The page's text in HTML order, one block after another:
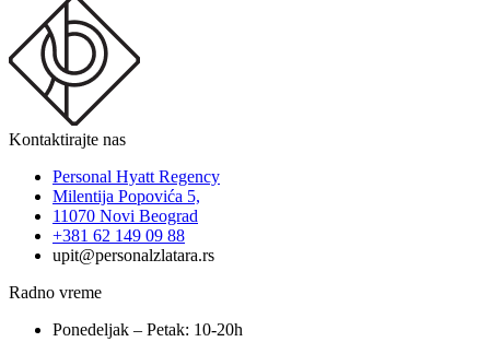
Kontaktirajte nas
Personal Hyatt Regency
Milentija Popovića 5,
11070 Novi Beograd
+381 62 149 09 88
upit@personalzlatara.rs
Radno vreme
Ponedeljak – Petak: 10-20h